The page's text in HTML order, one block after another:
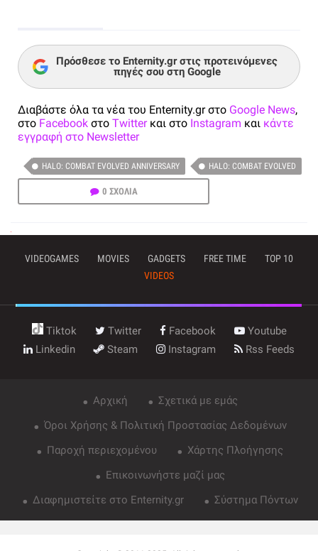
Πρόσθεσε το Enternity.gr στις προτεινόμενες
πηγές σου στη Google
Διαβάστε όλα τα νέα του Enternity.gr στο Google News,
στο Facebook στο Twitterκαι στο Instagram και κάντε
εγγραφή στο Newsletter
HALO: COMBAT EVOLVED ANNIVERSARY HALO: COMBAT EVOLVED
0 ΣΧΟΛΙΑ
VIDEOGAMES MOVIES GADGETS FREE TIME
TOP 10
VIDEOS
Tiktok Twitter Facebook
Youtube
Linkedin
Steam Instagram Rss Feeds
Αρχική
Σχετικά με εμάς
Όροι Χρήσης & Πολιτική Προστασίας Δεδομένων
Παροχή περιεχομένου
Χάρτης Πλοήγησης
Επικοινωνήστε μαζί μας
Διαφημιστείτε στο Enternity.gr
Σύστημα Πόντων